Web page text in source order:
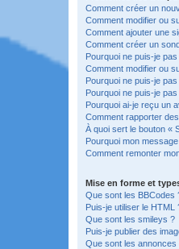
Comment créer un
Comment modifier ou
Comment ajouter une
Comment créer un
Pourquoi ne puis-je
Comment modifier ou
Pourquoi ne puis-je
Pourquoi ne puis-je
Pourquoi ai-je reçu un
Comment rapporter
À quoi sert le bouton «
Pourquoi mon
Comment remonter
Mise en forme et
Que sont les BBCodes
Puis-je utiliser le HTML
Que sont les smileys ?
Puis-je publier des
Que sont les annonces